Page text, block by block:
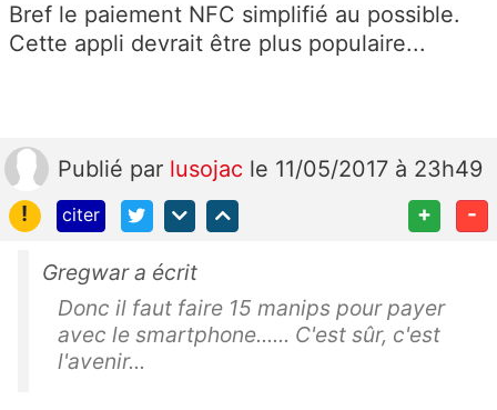
Bref le paiement NFC simplifié au possible.
Cette appli devrait être plus populaire...
Publié par lusojac le 11/05/2017 à 23h49
!
citer + -
Gregwar a écrit
Donc il faut faire 15 manips pour payer
avec le smartphone...... C'est sûr, c'est
l'avenir...